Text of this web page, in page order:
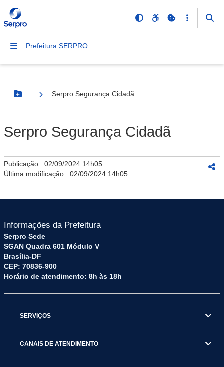
Prefeitura SERPRO
Botão Menu
Serpro Segurança Cidadã
Serpro Segurança Cidadã
Publicação: 02/09/2024 14h05
Última modificação: 02/09/2024 14h05
Informações da Prefeitura
Serpro Sede
SGAN Quadra 601 Módulo V
Brasília-DF
CEP: 70836-900
Horário de atendimento: 8h às 18h
SERVIÇOS
CANAIS DE ATENDIMENTO